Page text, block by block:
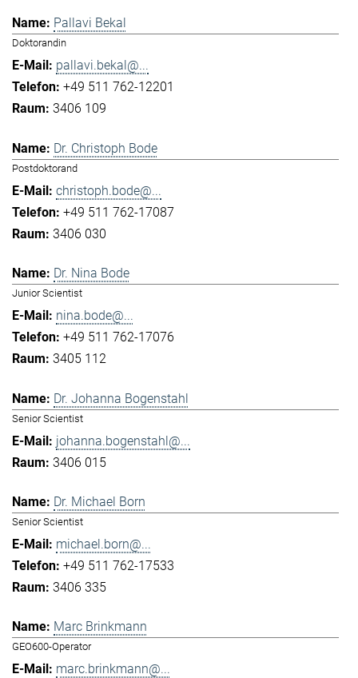
Pallavi Bekal
Doktorandin
pallavi.bekal@...
+49 511 762-12201
3406 109
Dr. Christoph Bode
Postdoktorand
christoph.bode@...
+49 511 762-17087
3406 030
Dr. Nina Bode
Junior Scientist
nina.bode@...
+49 511 762-17076
3405 112
Dr. Johanna Bogenstahl
Senior Scientist
johanna.bogenstahl@...
3406 015
Dr. Michael Born
Senior Scientist
michael.born@...
+49 511 762-17533
3406 335
Marc Brinkmann
GEO600-Operator
marc.brinkmann@...